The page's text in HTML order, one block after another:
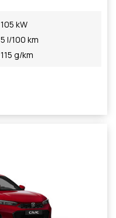
105 kW
5 l/100 km
115 g/km